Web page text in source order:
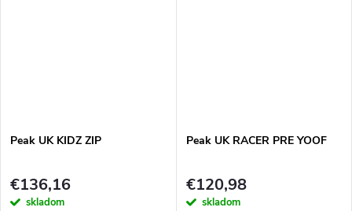
Peak UK KIDZ ZIP
€136,16
skladom
Peak UK RACER PRE YOOF
€120,98
skladom